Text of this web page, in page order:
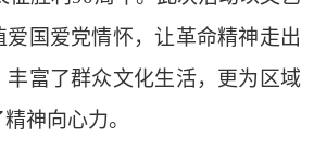
爱国爱党情怀，让革命精神走出
丰富了群众文化生活，更为区域
神向心力。